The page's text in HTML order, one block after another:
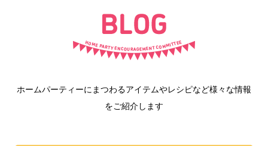
ホームパーティーにまつわるアイテムやレシピなど様々な情報
をご紹介します